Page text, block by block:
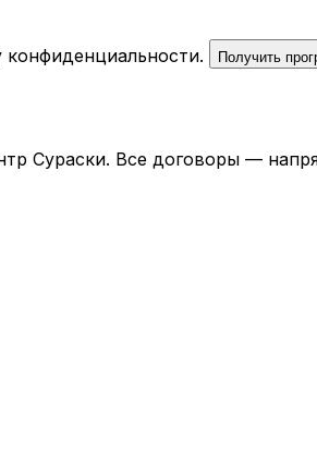
конфиденциальности. Получить
Сураски. Все договоры —